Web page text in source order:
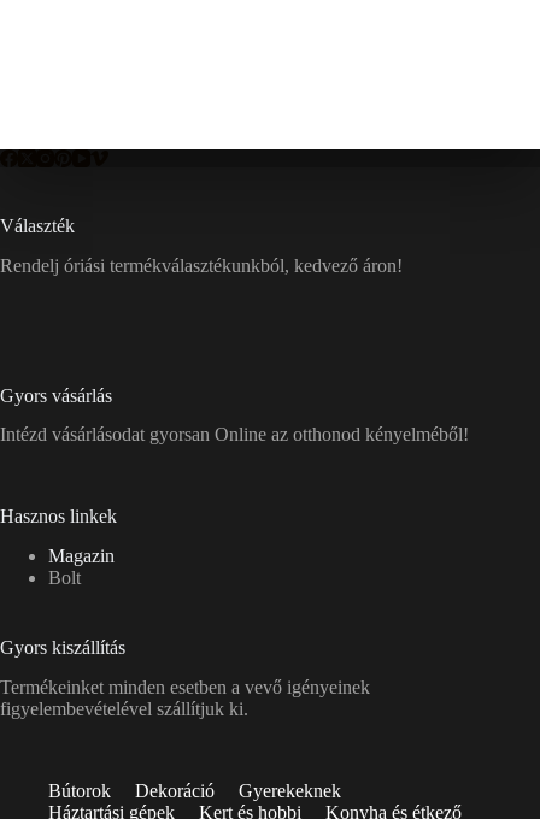
Választék
Rendelj óriási termékválasztékunkból, kedvező áron!
Gyors vásárlás
Intézd vásárlásodat gyorsan Online az otthonod kényelméből!
Hasznos linkek
Magazin
Bolt
Gyors kiszállítás
Termékeinket minden esetben a vevő igényeinek
figyelembevételével szállítjuk ki.
Bútorok Dekoráció
Gyerekeknek
Háztartási gépek
Kert és hobbi Konyha és étkező